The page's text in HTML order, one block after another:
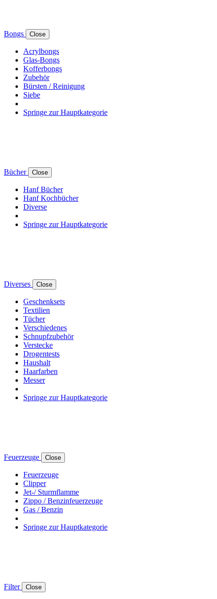
Bongs Close
Acrylbongs
Glas-Bongs
Kofferbongs
Zubehör
Bürsten / Reinigung
Siebe
Springe zur Hauptkategorie
Bücher Close
Hanf Bücher
Hanf Kochbücher
Diverse
Springe zur Hauptkategorie
Diverses Close
Geschenksets
Textilien
Tücher
Verschiedenes
Schnupfzubehör
Verstecke
Drogentests
Haushalt
Haarfarben
Messer
Springe zur Hauptkategorie
Feuerzeuge Close
Feuerzeuge
Clipper
Jet-/ Sturmflamme
Zippo / Benzinfeuerzeuge
Gas / Benzin
Springe zur Hauptkategorie
Filter Close